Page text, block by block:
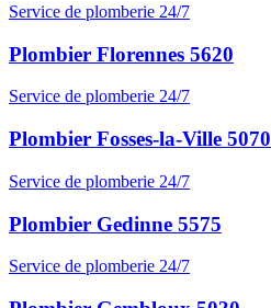
Service de plomberie 24/7
Plombier Florennes 5620
Service de plomberie 24/7
Plombier Fosses-la-Ville 5070
Service de plomberie 24/7
Plombier Gedinne 5575
Service de plomberie 24/7